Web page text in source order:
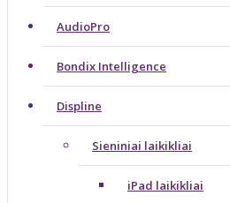
AudioPro
Bondix Intelligence
Displine
Sieniniai laikikliai
iPad laikikliai